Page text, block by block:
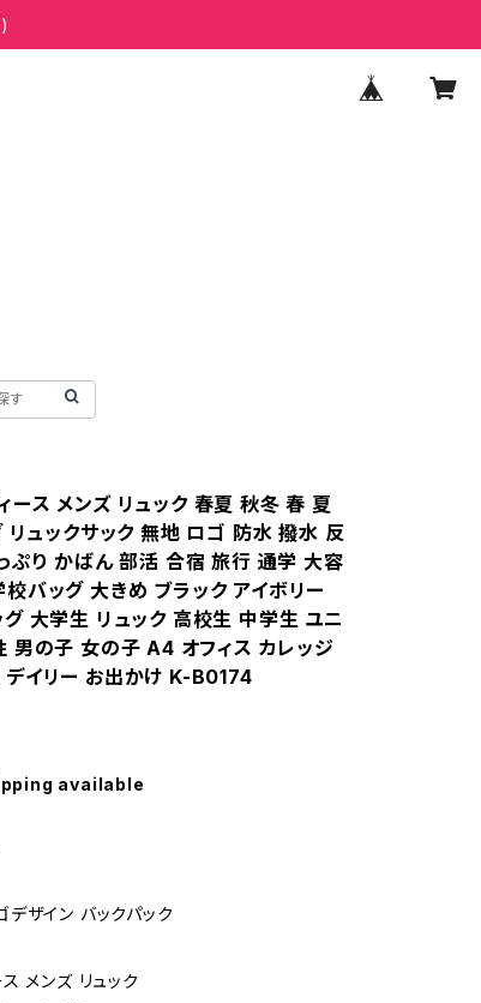
ース メンズ リュック 春夏 秋冬 春 夏
ュックサック 無地 ロゴ 防水 撥水 反
ぷり かばん 部活 合宿 旅行 通学 大容
バッグ 大きめ ブラック アイボリー
大学生 リュック 高校生 中学生 ユニ
男の子 女の子 A4 オフィス カレッジ
デイリー お出かけ K-B0174
available
デザイン バックパック
メンズ リュック